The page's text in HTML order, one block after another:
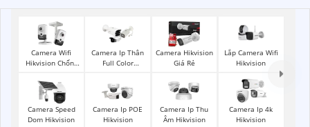
Camera Wifi
Hikvision Chống
Camera Ip Thân
Full Color
Camera Hikvision
Giá Rẻ
Lắp Camera Wifi
Hikvision
Camera Speed
Dom Hikvision
Camera Ip POE
Hikvision
Camera Ip Thu
Âm Hikvision
Camera Ip 4k
Hikvision